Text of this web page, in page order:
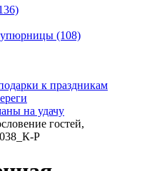
(108)
к праздникам
на удачу
гостей,
Р